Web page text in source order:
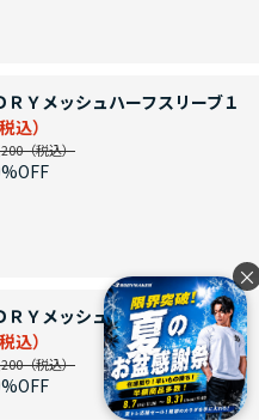
×
ＲＹメッシュハーフスリーブ１
ＲＹメッシュハーフスリーブ２